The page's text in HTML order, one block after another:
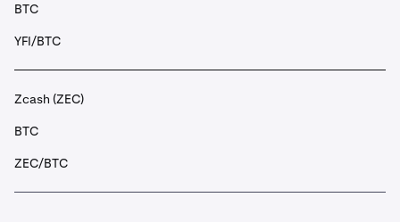
BTC
YFI/BTC
Zcash (ZEC)
BTC
ZEC/BTC